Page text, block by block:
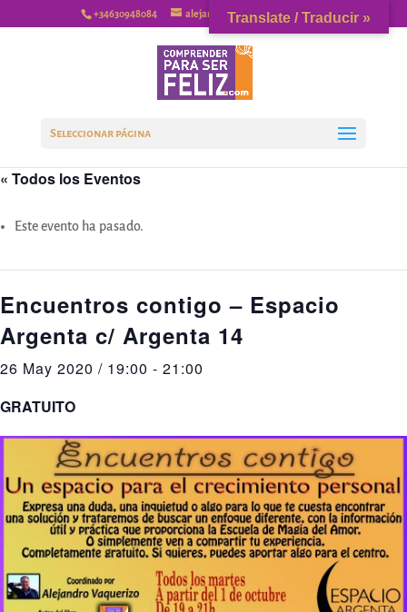
+34630948084 alejandrovaquerizo@gmail.com
Seleccionar página
« Todos los Eventos
Este evento ha pasado.
Encuentros contigo – Espacio
Argenta c/ Argenta 14
26 May 2020 / 19:00 - 21:00
GRATUITO
Translate / Traducir »